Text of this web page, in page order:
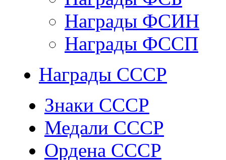
Награды ФСИН
Награды ФССП
Награды СССР
Знаки СССР
Медали СССР
Ордена СССР